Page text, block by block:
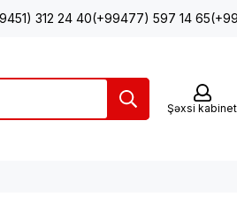
312 24 40(+99477) 597 14 65
Şəxsi kabinet